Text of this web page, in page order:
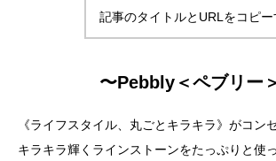
ABOUT US
運営・企画
記事のタイトルとURLをコピー
〜Pebbly＜ペブリー
《ライフスタイル、丸ごとキラキラ》がコン
キラキラ輝くラインストーンをたっぷりと使